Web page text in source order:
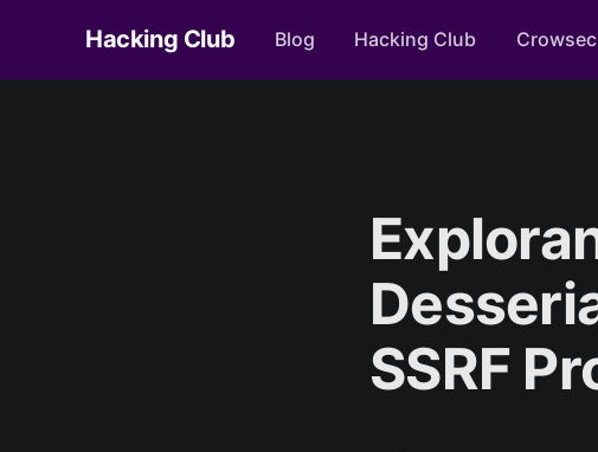
Hacking Club Blog Hacking Club
SSRF